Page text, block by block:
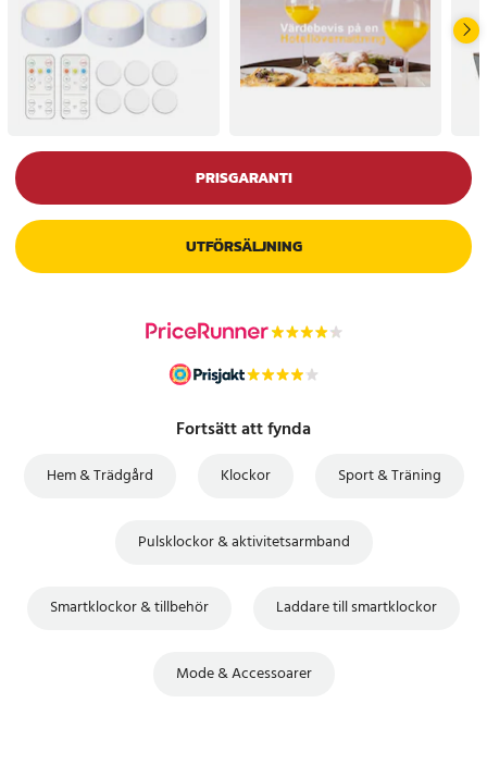
PRISGARANTI
UTFÖRSÄLJNING
Fortsätt att fynda
Hem & Trädgård Klockor Sport & Träning
Pulsklockor & aktivitetsarmband
Smartklockor & tillbehör Laddare till smartklockor
Mode & Accessoarer